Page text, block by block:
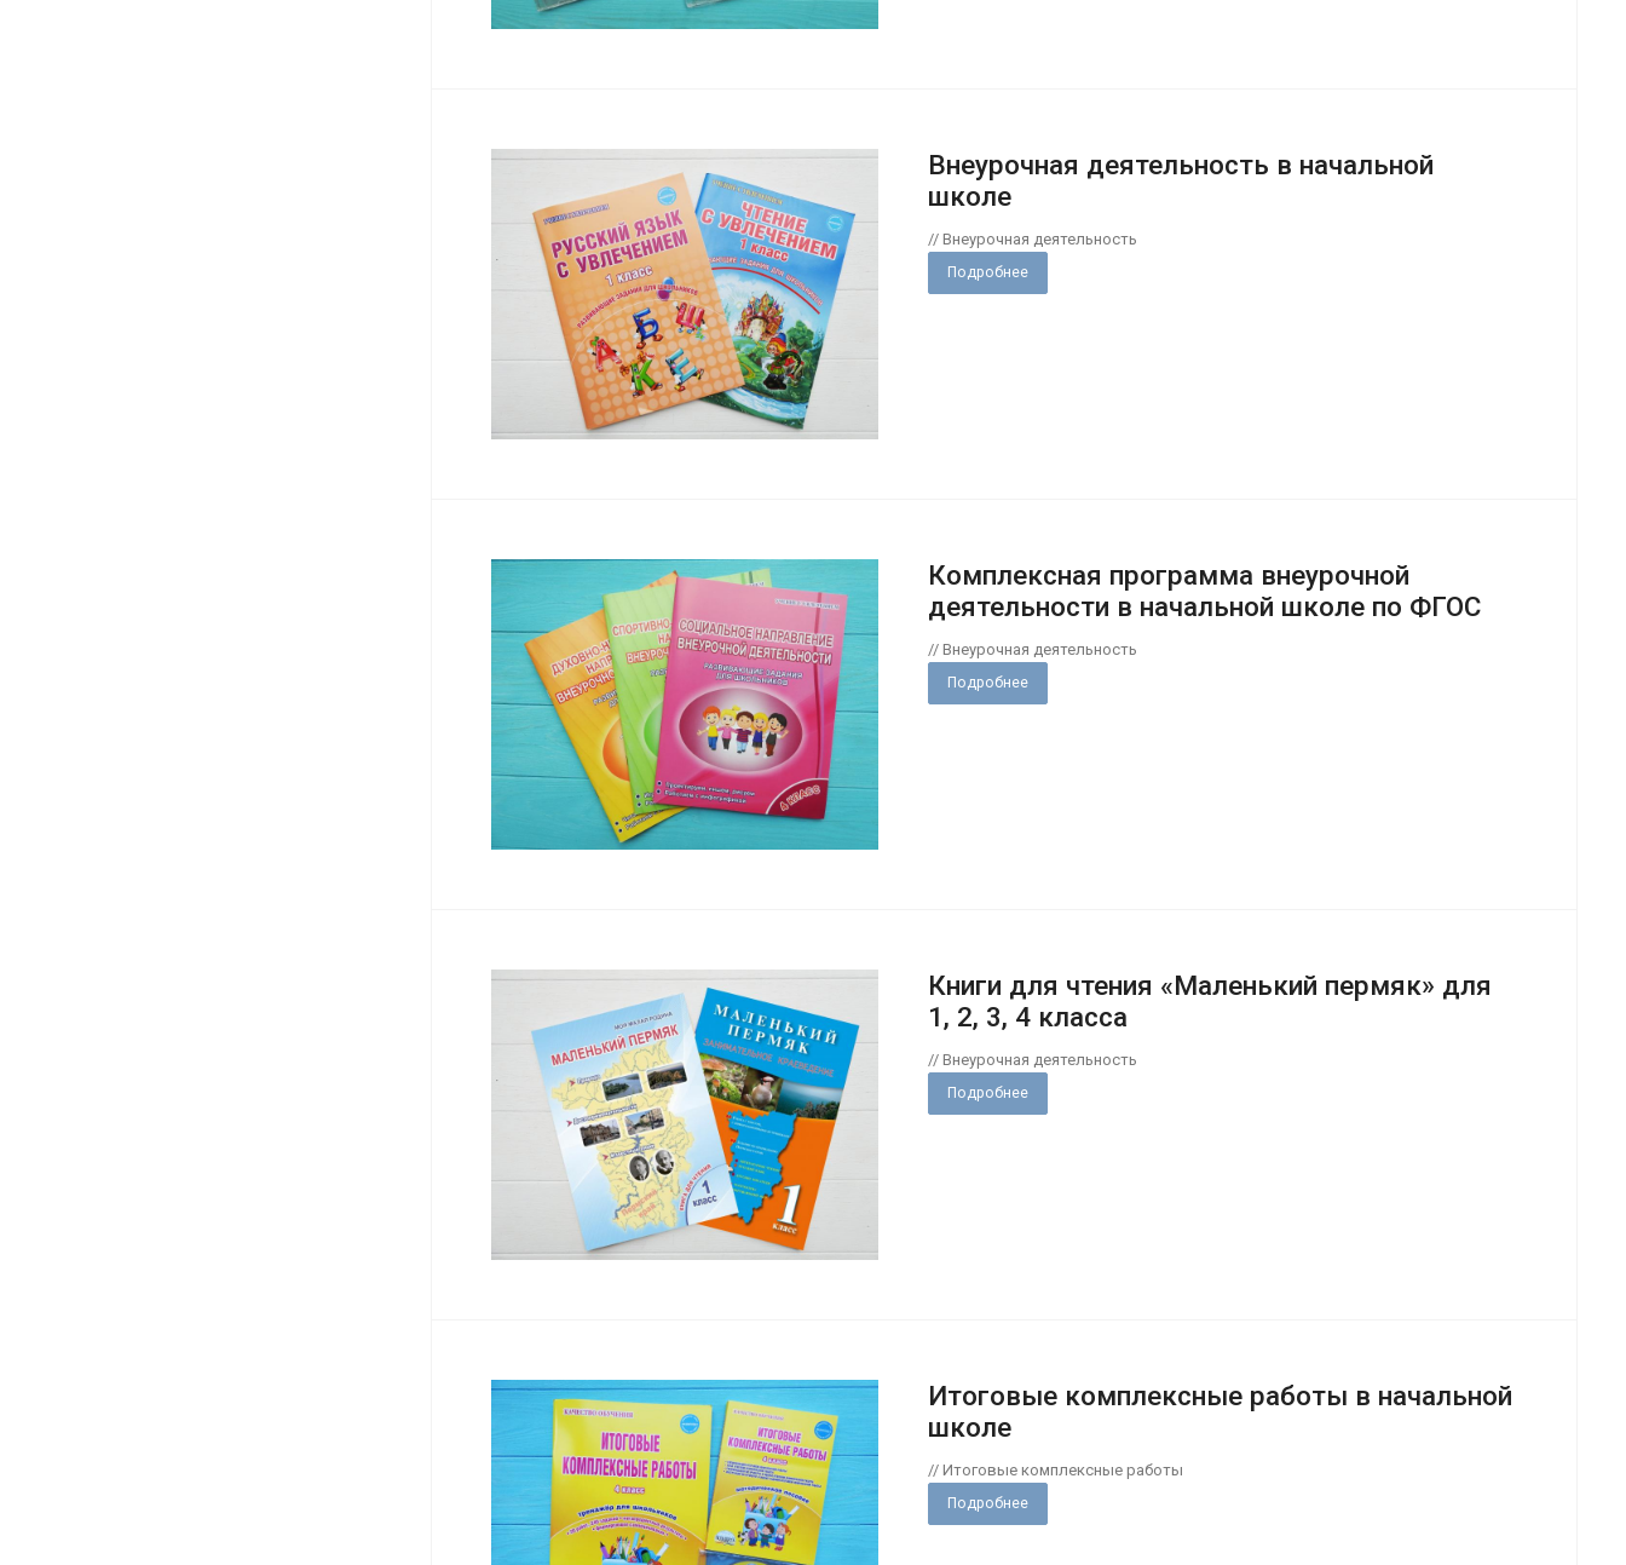
Внеурочная деятельность в начальной
школе
// Внеурочная деятельность
Подробнее
Комплексная программа внеурочной
деятельности в начальной школе по ФГОС
// Внеурочная деятельность
Подробнее
Книги для чтения «Маленький пермяк» для
1, 2, 3, 4 класса
// Внеурочная деятельность
Подробнее
Итоговые комплексные работы в начальной
школе
// Итоговые комплексные работы
Подробнее